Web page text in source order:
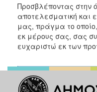
ΑΝΘΕΚΤΙΚΗ
ΠΟΛΗ
Προσβλέποντας στην
αποτελεσματική και
μας, πράγμα το
εκ μέρους σας, σας
ευχαριστώ εκ των